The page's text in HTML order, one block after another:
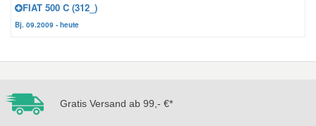
FIAT 500 C (312_)
Bj. 09.2009 - heute
Gratis Versand ab 99,- €*
Jeep Ersatzteile